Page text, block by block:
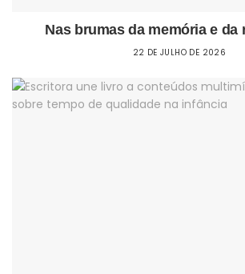
Nas brumas da memória e da
22 DE JULHO DE 2026